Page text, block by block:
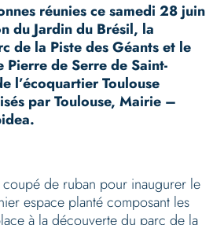
réunies ce samedi 28 juin
du Jardin du Brésil, la
de la Piste des Géants et le
Pierre de Serre de Saint-
l’écoquartier Toulouse
par Toulouse, Mairie –
de ruban pour inaugurer le
espace planté composant les
à la découverte du parc de la